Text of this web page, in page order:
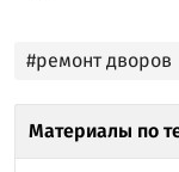
#ремонт дворов
Материалы по